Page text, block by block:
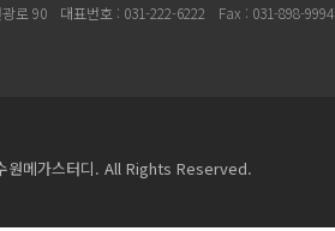
로 90
대표번호 : 031-222-6222 Fax : 031-898-9994
메가스터디. All Rights Reserved.